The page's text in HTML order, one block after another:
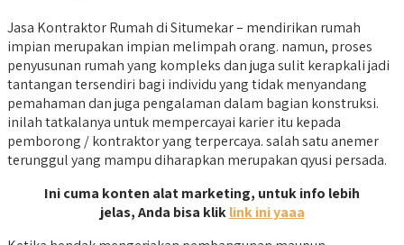
Jasa Kontraktor Rumah di Situmekar – mendirikan rumah
impian merupakan impian melimpah orang. namun, proses
penyusunan rumah yang kompleks dan juga sulit kerapkali jadi
tantangan tersendiri bagi individu yang tidak menyandang
pemahaman dan juga pengalaman dalam bagian konstruksi.
inilah tatkalanya untuk mempercayai karier itu kepada
pemborong / kontraktor yang terpercaya. salah satu anemer
terunggul yang mampu diharapkan merupakan qyusi persada.
Ini cuma konten alat marketing, untuk info lebih
jelas, Anda bisa kliklink ini yaaa